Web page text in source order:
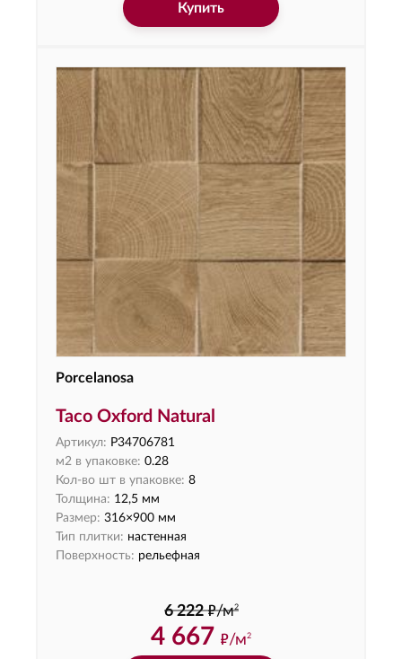
Купить
Porcelanosa
Taco Oxford Natural
Артикул: P34706781
м2 в упаковке: 0.28
Кол-во шт в упаковке: 8
Толщина: 12,5 мм
Размер: 316×900 мм
Тип плитки: настенная
Поверхность: рельефная
6 222 ф/м2
4 667 ф/м2